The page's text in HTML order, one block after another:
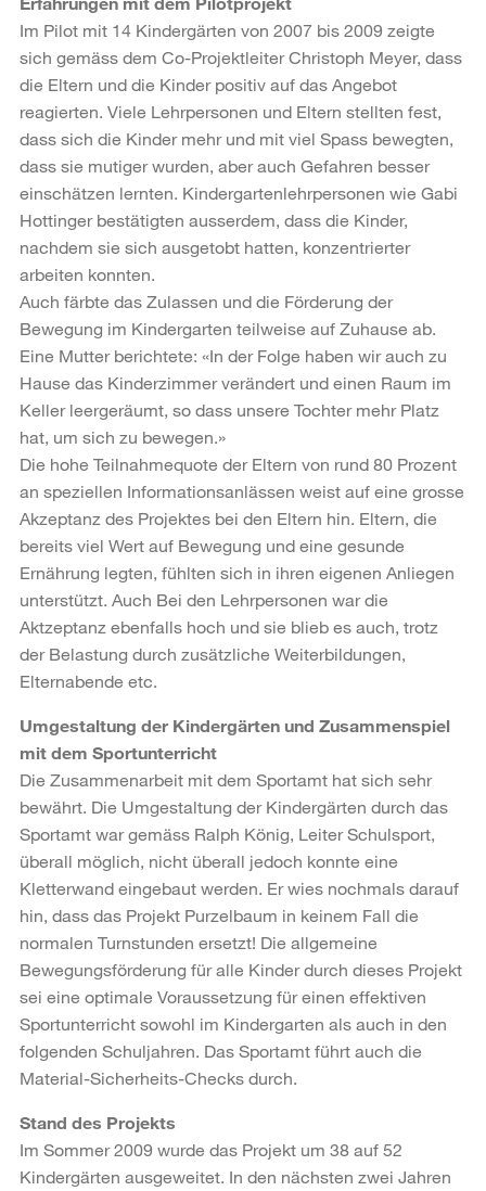
Im Pilot mit 14 Kindergärten von 2007 bis 2009 zeigte
sich gemäss dem Co-Projektleiter Christoph Meyer, dass
die Eltern und die Kinder positiv auf das Angebot
reagierten. Viele Lehrpersonen und Eltern stellten fest,
dass sich die Kinder mehr und mit viel Spass bewegten,
dass sie mutiger wurden, aber auch Gefahren besser
einschätzen lernten. Kindergartenlehrpersonen wie Gabi
Hottinger bestätigten ausserdem, dass die Kinder,
nachdem sie sich ausgetobt hatten, konzentrierter
arbeiten konnten.
Auch färbte das Zulassen und die Förderung der
Bewegung im Kindergarten teilweise auf Zuhause ab.
Eine Mutter berichtete: «In der Folge haben wir auch zu
Hause das Kinderzimmer verändert und einen Raum im
Keller leergeräumt, so dass unsere Tochter mehr Platz
hat, um sich zu bewegen.»
Die hohe Teilnahmequote der Eltern von rund 80 Prozent
an speziellen Informationsanlässen weist auf eine grosse
Akzeptanz des Projektes bei den Eltern hin. Eltern, die
bereits viel Wert auf Bewegung und eine gesunde
Ernährung legten, fühlten sich in ihren eigenen Anliegen
unterstützt. Auch Bei den Lehrpersonen war die
Aktzeptanz ebenfalls hoch und sie blieb es auch, trotz
der Belastung durch zusätzliche Weiterbildungen,
Elternabende etc.
Umgestaltung der Kindergärten und Zusammenspiel
mit dem Sportunterricht
Die Zusammenarbeit mit dem Sportamt hat sich sehr
bewährt. Die Umgestaltung der Kindergärten durch das
Sportamt war gemäss Ralph König, Leiter Schulsport,
überall möglich, nicht überall jedoch konnte eine
Kletterwand eingebaut werden. Er wies nochmals darauf
hin, dass das Projekt Purzelbaum in keinem Fall die
normalen Turnstunden ersetzt! Die allgemeine
Bewegungsförderung für alle Kinder durch dieses Projekt
sei eine optimale Voraussetzung für einen effektiven
Sportunterricht sowohl im Kindergarten als auch in den
folgenden Schuljahren. Das Sportamt führt auch die
Material-Sicherheits-Checks durch.
Stand des Projekts
Im Sommer 2009 wurde das Projekt um 38 auf 52
Kindergärten ausgeweitet. In den nächsten zwei Jahren